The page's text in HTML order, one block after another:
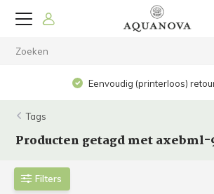
Eenvoudig (printerloos)
Tags
Producten getagd met axebml-
Filters